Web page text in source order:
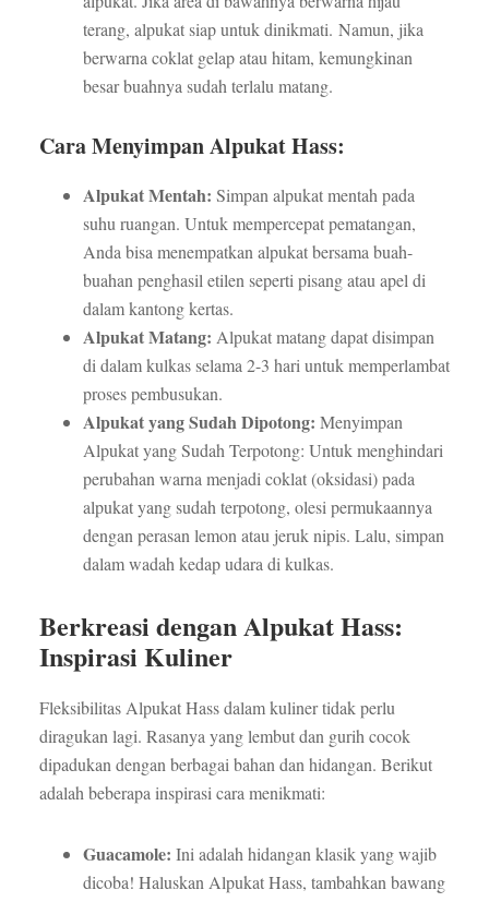
terang, alpukat siap untuk dinikmati. Namun, jika
berwarna coklat gelap atau hitam, kemungkinan
besar buahnya sudah terlalu matang.
Cara Menyimpan Alpukat Hass:
Alpukat Mentah: Simpan alpukat mentah pada
suhu ruangan. Untuk mempercepat pematangan,
Anda bisa menempatkan alpukat bersama buah-
buahan penghasil etilen seperti pisang atau apel di
dalam kantong kertas.
Alpukat Matang: Alpukat matang dapat disimpan
di dalam kulkas selama 2-3 hari untuk memperlambat
proses pembusukan.
Alpukat yang Sudah Dipotong: Menyimpan
Alpukat yang Sudah Terpotong: Untuk menghindari
perubahan warna menjadi coklat (oksidasi) pada
alpukat yang sudah terpotong, olesi permukaannya
dengan perasan lemon atau jeruk nipis. Lalu, simpan
dalam wadah kedap udara di kulkas.
Berkreasi dengan Alpukat Hass:
Inspirasi Kuliner
Fleksibilitas Alpukat Hass dalam kuliner tidak perlu
diragukan lagi. Rasanya yang lembut dan gurih cocok
dipadukan dengan berbagai bahan dan hidangan. Berikut
adalah beberapa inspirasi cara menikmati:
Guacamole: Ini adalah hidangan klasik yang wajib
dicoba! Haluskan Alpukat Hass, tambahkan bawang